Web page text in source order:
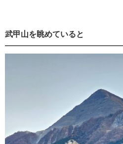
武甲山を眺めていると